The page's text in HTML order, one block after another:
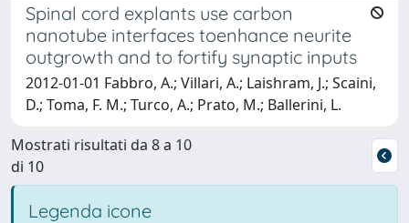
Spinal cord explants use carbon
nanotube interfaces toenhance neurite
outgrowth and to fortify synaptic inputs
2012-01-01 Fabbro, A.; Villari, A.; Laishram, J.; Scaini,
D.; Toma, F. M.; Turco, A.; Prato, M.; Ballerini, L.
Mostrati risultati da 8 a 10
di 10
Legenda icone